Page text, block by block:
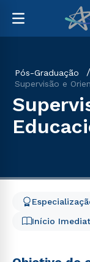
Pós-Graduação
Supervisão e
Início